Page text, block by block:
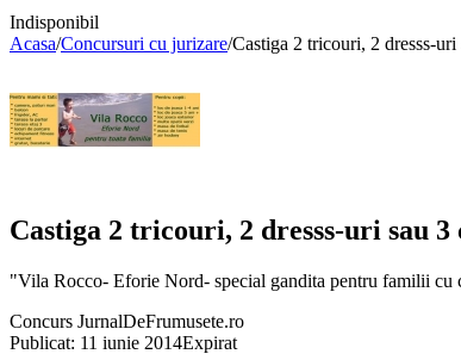
Indisponibil
Acasa/Concursuri cu jurizare/Castiga 2 tricouri, 2 dresss-
Castiga 2 tricouri, 2 dresss-uri sau
"Vila Rocco- Eforie Nord- special gandita pentru familii cu
Concurs JurnalDeFrumusete.ro
Publicat: 11 iunie 2014Expirat